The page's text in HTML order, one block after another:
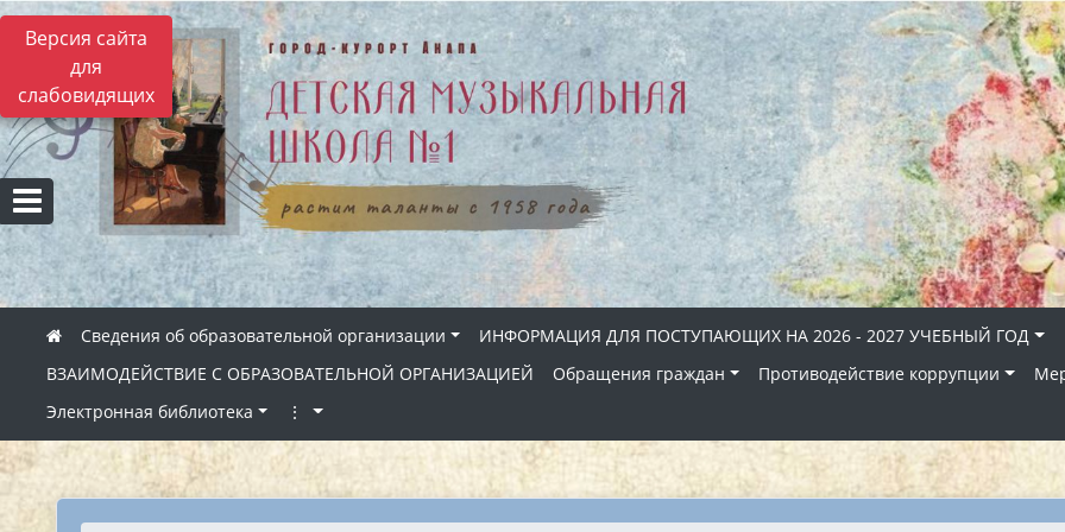
Версия сайта
для
слабовидящих
Сведения об образовательной организации ИНФОРМАЦИЯ ДЛЯ ПОСТУПАЮЩИХ НА 2026 - 2027 УЧЕБНЫЙ ГОД
ВЗАИМОДЕЙСТВИЕ С ОБРАЗОВАТЕЛЬНОЙ ОРГАНИЗАЦИЕЙ
Обращения граждан Противодействие коррупции
Электронная библиотека
⋮